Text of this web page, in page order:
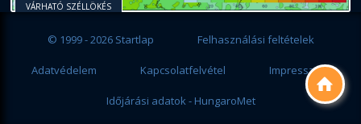

VÁRHATÓ SZÉLLÖKÉS
© 1999 - 2026 Startlap Felhasználási feltételek
Adatvédelem Kapcsolatfelvétel Impresszum
Időjárási adatok - HungaroMet